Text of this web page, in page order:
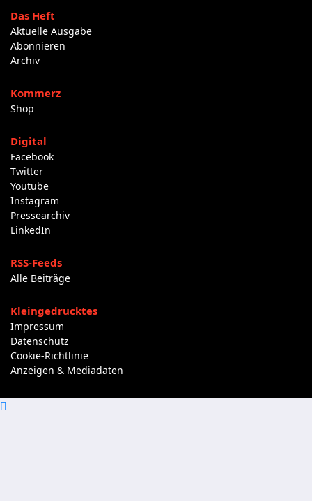
Das Heft
Aktuelle Ausgabe
Abonnieren
Archiv
Kommerz
Shop
Digital
Facebook
Twitter
Youtube
Instagram
Pressearchiv
LinkedIn
RSS-Feeds
Alle Beiträge
Kleingedrucktes
Impressum
Datenschutz
Cookie-Richtlinie
Anzeigen & Mediadaten